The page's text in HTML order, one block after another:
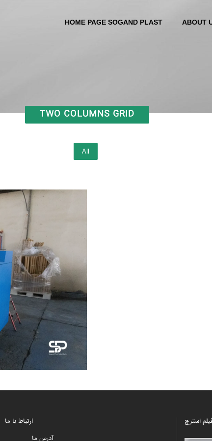
HOME PAGE SOGAND PLAST ABOUT
TWO COLUMNS GRID
All
ارتباط با ما
آدرس ما